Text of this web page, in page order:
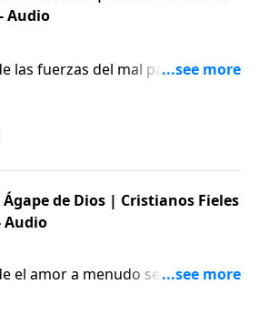
Audio
las fuerzas del mal parecen
es fácil sentir que el enemigo
vencido; su derrota ya ha sido
Ágape de Dios | Cristianos Fieles
Audio
el amor a menudo se confunde
o intereses egoístas, el